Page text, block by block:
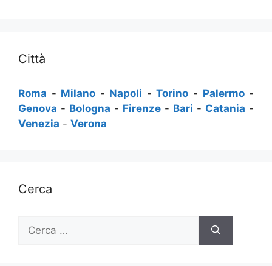
Città
Roma - Milano - Napoli -Torino - Palermo-
Genova - Bologna - Firenze - Bari - Catania -
Venezia - Verona
Cerca
per: